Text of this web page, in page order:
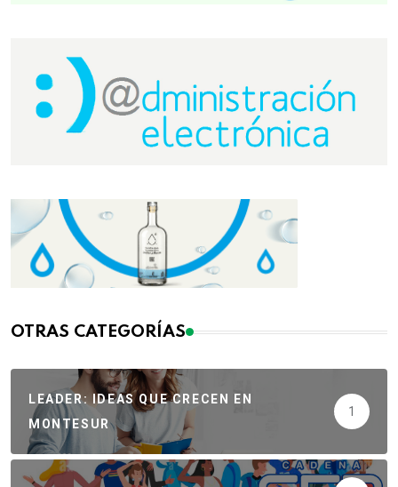
OTRAS CATEGORÍAS
LEADER: IDEAS QUE CRECEN EN
MONTESUR
1